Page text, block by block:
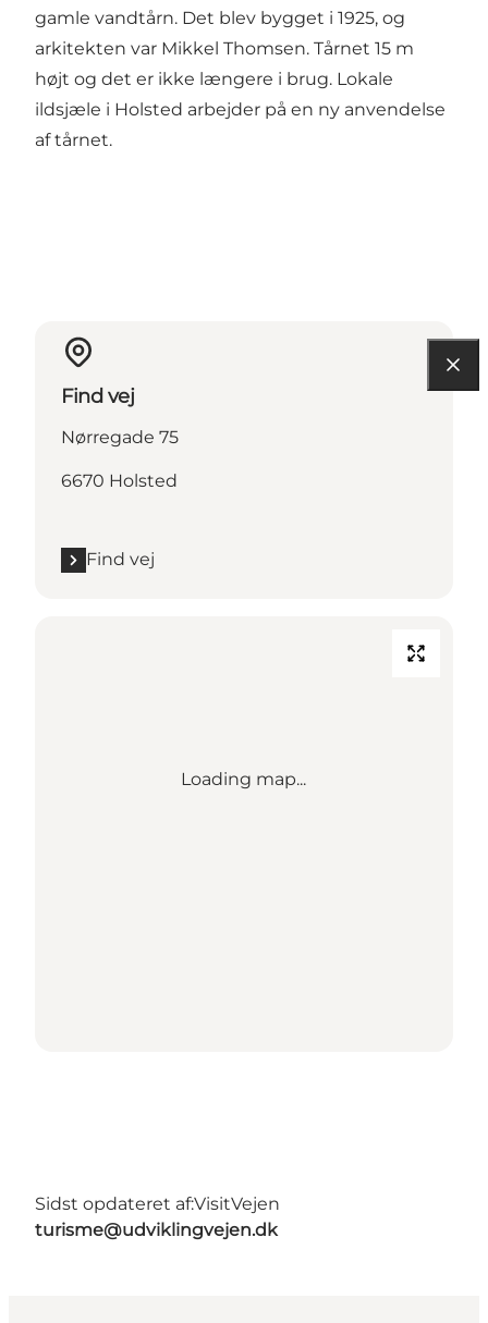
gamle vandtårn. Det blev bygget i 1925, og
arkitekten var Mikkel Thomsen. Tårnet 15 m
højt og det er ikke længere i brug. Lokale
ildsjæle i Holsted arbejder på en ny anvendelse
af tårnet.
Find vej
Nørregade 75
6670 Holsted
Find vej
Loading map...
Sidst opdateret af:VisitVejen
turisme@udviklingvejen.dk